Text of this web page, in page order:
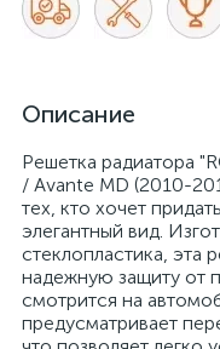
Описание
Решетка радиатора
/ Avante MD (2010-
тех, кто хочет
элегантный вид.
стеклопластика, эта
надежную защиту от
смотрится на
предусматривает